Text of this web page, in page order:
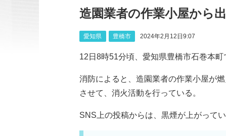
造園業者の作業小屋から
愛知県 豊橋市 2024年2月12日9:07
12日8時51分頃、愛知県豊橋市石巻本
消防によると、造園業者の作業小屋が
させて、消火活動を行っている。
SNS上の投稿からは、黒煙が上がって